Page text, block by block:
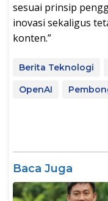
sesuai prinsip
inovasi sekaligus
konten.”
Berita Teknologi
OpenAI
Baca Juga